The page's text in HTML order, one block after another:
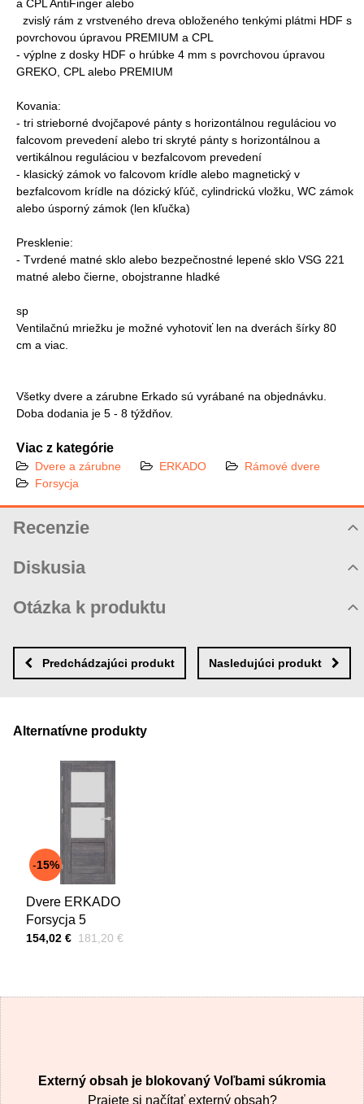
a CPL AntiFinger alebo
zvislý rám z vrstveného dreva obloženého tenkými plátmi HDF s
povrchovou úpravou PREMIUM a CPL
- výplne z dosky HDF o hrúbke 4 mm s povrchovou úpravou
GREKO, CPL alebo PREMIUM
Kovania:
- tri strieborné dvojčapové pánty s horizontálnou reguláciou vo
falcovom prevedení alebo tri skryté pánty s horizontálnou a
vertikálnou reguláciou v bezfalcovom prevedení
- klasický zámok vo falcovom krídle alebo magnetický v
bezfalcovom krídle na dózický kľúč, cylindrickú vložku, WC zámok
alebo úsporný zámok (len kľučka)
Presklenie:
- Tvrdené matné sklo alebo bezpečnostné lepené sklo VSG 221
matné alebo čierne, obojstranne hladké
sp
Ventilačnú mriežku je možné vyhotoviť len na dverách šírky 80
cm a viac.
Všetky dvere a zárubne Erkado sú vyrábané na objednávku.
Doba dodania je 5 - 8 týždňov.
Viac z kategórie
Dvere a zárubne ERKADO
Rámové dvere
Forsycja
Recenzie
Diskusia
Zatiaľ nie sú žiadne komentáre! Buďte prvý!
Nový komentár
Otázka k produktu
MENO
VAŠA OTÁZKA K PRODUKTU
Predchádzajúci produkt Nasledujúci produkt
Alternatívne produkty
Dvere ERKADO
Forsycja 5
Cena s DPH
154,02 € Pred zľavou:
181,20 €
15%
Externý obsah je blokovaný Voľbami súkromia
Prajete si načítať externý obsah?